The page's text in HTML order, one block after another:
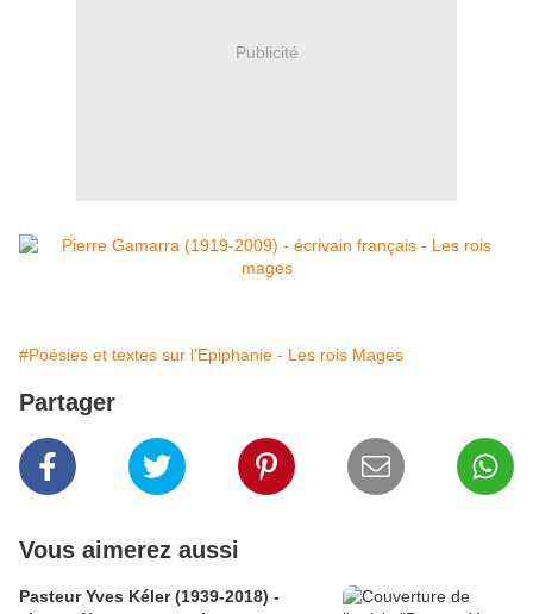
Publicité
#Poésies et textes sur l'Epiphanie - Les rois Mages
Partager
Vous aimerez aussi
Pasteur Yves Kéler (1939-2018) -